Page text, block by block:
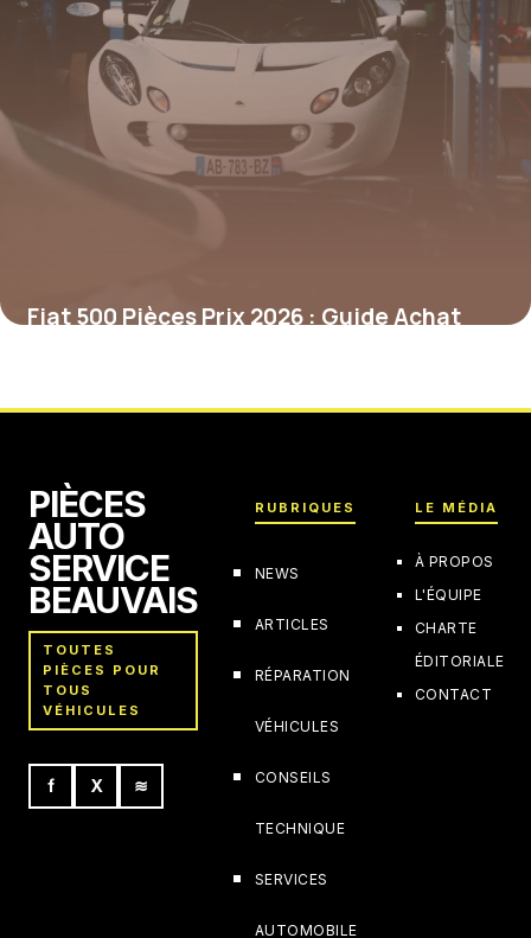
Fiat 500 Pièces Prix 2026 : Guide Achat
PIÈCES
AUTO
SERVICE
BEAUVAIS
TOUTES
PIÈCES POUR
TOUS
VÉHICULES
f X ≋
RUBRIQUES
NEWS
ARTICLES
RÉPARATION
VÉHICULES
CONSEILS
TECHNIQUE
SERVICES
AUTOMOBILE
LE MÉDIA
À PROPOS
L'ÉQUIPE
CHARTE
ÉDITORIALE
CONTACT